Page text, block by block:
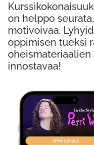
on helppo
motivoivaa.
oppimisen tueksi
innostavaa!